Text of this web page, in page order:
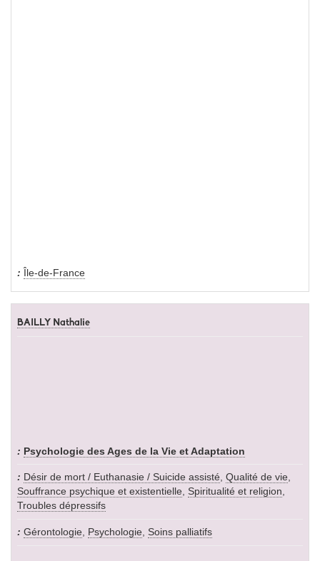
Île-de-France
BAILLY Nathalie
Psychologie des Ages de la Vie et Adaptation
Désir de mort / Euthanasie / Suicide assisté, Qualité de vie,
Souffrance psychique et existentielle, Spiritualité et religion,
Troubles dépressifs
Gérontologie, Psychologie, Soins palliatifs